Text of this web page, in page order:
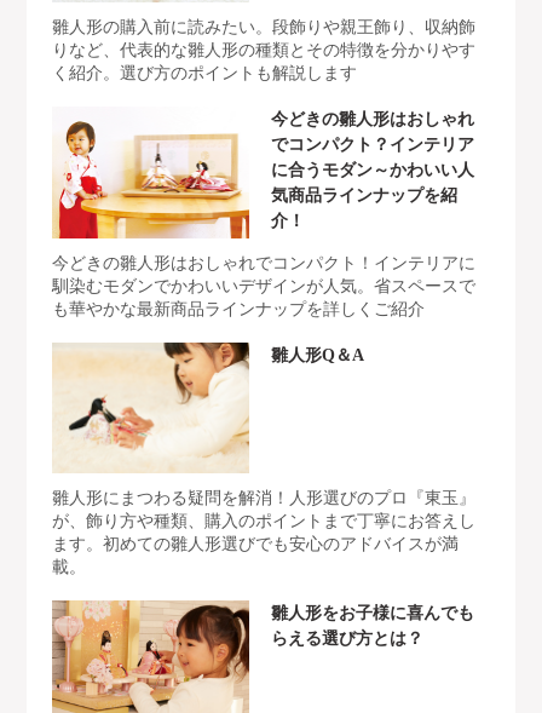
雛人形の購入前に読みたい。段飾りや親王飾り、収納飾
りなど、代表的な雛人形の種類とその特徴を分かりやす
く紹介。選び方のポイントも解説します
今どきの雛人形はおしゃれ
でコンパクト？インテリア
に合うモダン～かわいい人
気商品ラインナップを紹
介！
今どきの雛人形はおしゃれでコンパクト！インテリアに
馴染むモダンでかわいいデザインが人気。省スペースで
も華やかな最新商品ラインナップを詳しくご紹介
雛人形Q＆A
雛人形にまつわる疑問を解消！人形選びのプロ『東玉』
が、飾り方や種類、購入のポイントまで丁寧にお答えし
ます。初めての雛人形選びでも安心のアドバイスが満
載。
雛人形をお子様に喜んでも
らえる選び方とは？